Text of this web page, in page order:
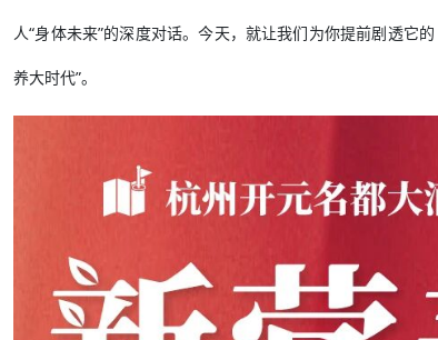
人“身体未来”的深度对话。今天，就让我们为你提前剧透它
养大时代”。